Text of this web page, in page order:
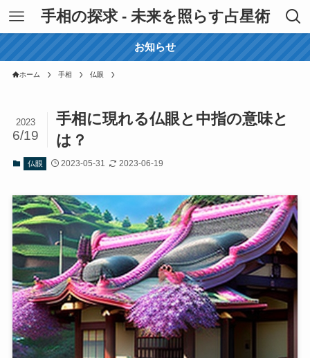
手相の探求 - 未来を照らす占星術
お知らせ
ホーム 手相 仏眼
手相に現れる仏眼と中指の意味と
は？
2023
6/19
仏眼 2023-05-31 2023-06-19